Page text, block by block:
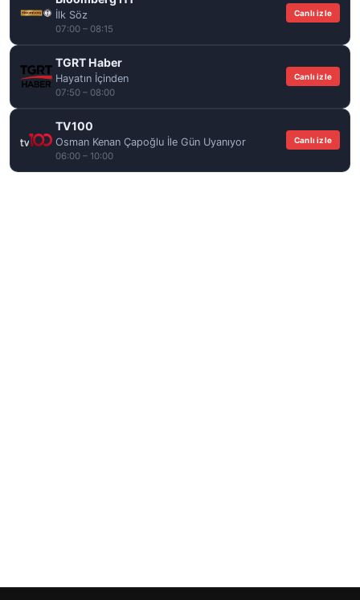
İlk Söz
07:00 – 08:15
Canlı izle
TGRT Haber
Hayatın İçinden
07:50 – 08:00
Canlı izle
TV100
Osman Kenan Çapoğlu İle Gün Uyanıyor
06:00 – 10:00
Canlı izle